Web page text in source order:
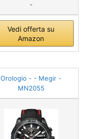
-
Vedi offerta su
Amazon
Orologio - - Megir -
MN2055